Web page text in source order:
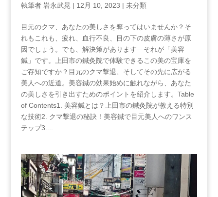
執筆者 岩永武晃 | 12月 10, 2023 | 未分類
目元のクマ、あなたの美しさを奪ってはいませんか？そ
れもこれも、疲れ、血行不良、目の下の皮膚の薄さが原
因でしょう。でも、解決策があります―それが「美容
鍼」です。上田市の鍼灸院で体験できるこの美の宝庫を
ご存知ですか？目元のクマ撃退、そしてその先に広がる
美人への近道。美容鍼の効果始めに触れながら、あなた
の美しさを引き出すためのポイントを紹介します。Table
of Contents1.⁢ 美容鍼とは？上田市の鍼灸院が教える特別
な技術2. クマ撃退の秘訣！美容鍼で目元美人へのワンス
テップ3....